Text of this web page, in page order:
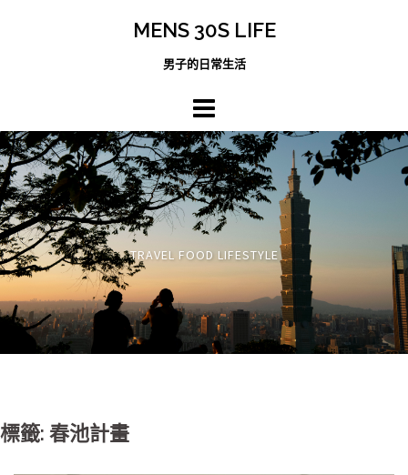
MENS 30S LIFE
男子的日常生活
TRAVEL FOOD LIFESTYLE
標籤: 春池計畫